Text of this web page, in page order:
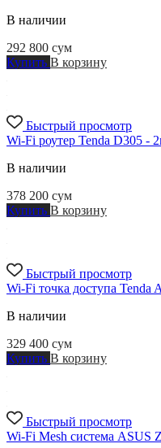
В наличии
292 800 сум
Купить В корзину
Быстрый просмотр
Wi-Fi роутер Tenda D305 -
В наличии
378 200 сум
Купить В корзину
Быстрый просмотр
Wi-Fi точка доступа Tenda
В наличии
329 400 сум
Купить В корзину
Быстрый просмотр
Wi-Fi Mesh система ASUS